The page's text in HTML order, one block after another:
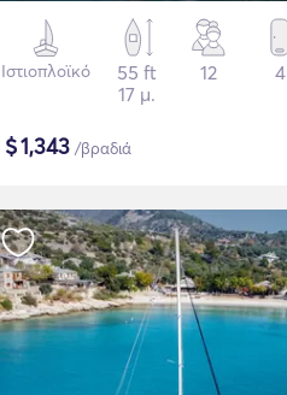
Ιστιοπλοϊκό
55 ft
17 μ.
12 4
$1,343 /βραδιά